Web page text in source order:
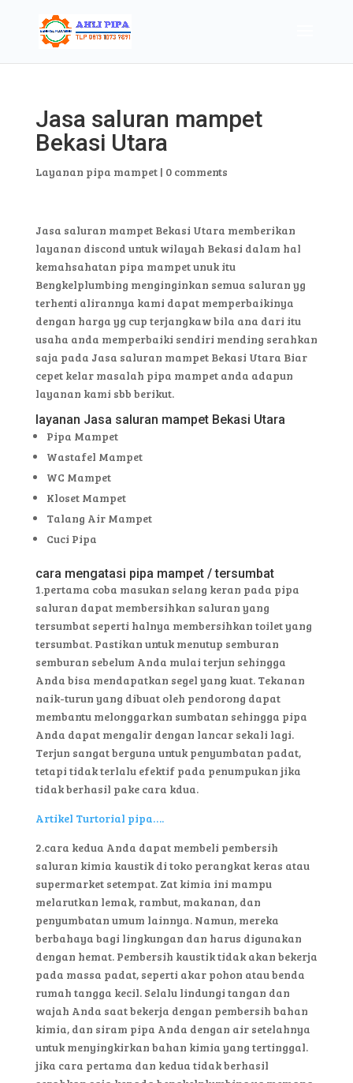
Jasa saluran mampet
Bekasi Utara
Layanan pipa mampet| 0 comments
Jasa saluran mampet Bekasi Utara memberikan
layanan discond untuk wilayah Bekasi dalam hal
kemahsahatan pipa mampet unuk itu
Bengkelplumbing menginginkan semua saluran yg
terhenti alirannya kami dapat memperbaikinya
dengan harga yg cup terjangkaw bila ana dari itu
usaha anda memperbaiki sendiri mending serahkan
saja pada Jasa saluran mampet Bekasi Utara Biar
cepet kelar masalah pipa mampet anda adapun
layanan kami sbb berikut.
layanan Jasa saluran mampet Bekasi Utara
Pipa Mampet
Wastafel Mampet
WC Mampet
Kloset Mampet
Talang Air Mampet
Cuci Pipa
cara mengatasi pipa mampet / tersumbat
1.pertama coba masukan selang keran pada pipa
saluran dapat membersihkan saluran yang
tersumbat seperti halnya membersihkan toilet yang
tersumbat. Pastikan untuk menutup semburan
semburan sebelum Anda mulai terjun sehingga
Anda bisa mendapatkan segel yang kuat. Tekanan
naik-turun yang dibuat oleh pendorong dapat
membantu melonggarkan sumbatan sehingga pipa
Anda dapat mengalir dengan lancar sekali lagi.
Terjun sangat berguna untuk penyumbatan padat,
tetapi tidak terlalu efektif pada penumpukan jika
tidak berhasil pake cara kdua.
Artikel Turtorial pipa….
2.cara kedua Anda dapat membeli pembersih
saluran kimia kaustik di toko perangkat keras atau
supermarket setempat. Zat kimia ini mampu
melarutkan lemak, rambut, makanan, dan
penyumbatan umum lainnya. Namun, mereka
berbahaya bagi lingkungan dan harus digunakan
dengan hemat. Pembersih kaustik tidak akan bekerja
pada massa padat, seperti akar pohon atau benda
rumah tangga kecil. Selalu lindungi tangan dan
wajah Anda saat bekerja dengan pembersih bahan
kimia, dan siram pipa Anda dengan air setelahnya
untuk menyingkirkan bahan kimia yang tertinggal.
jika cara pertama dan kedua tidak berhasil